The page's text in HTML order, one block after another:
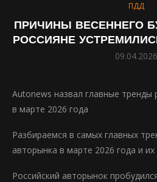
ПДД
ПРИЧИНЫ ВЕСЕННЕГО
РОССИЯНЕ
09.04.2026
Autonews назвал главные тренды
в марте 2026 года
Разбираемся в самых главных
авторынка в марте 2026 года и их
Российский авторынок